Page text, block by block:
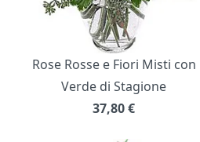
Rose Rosse e Fiori Misti con
Verde di Stagione
37,80€